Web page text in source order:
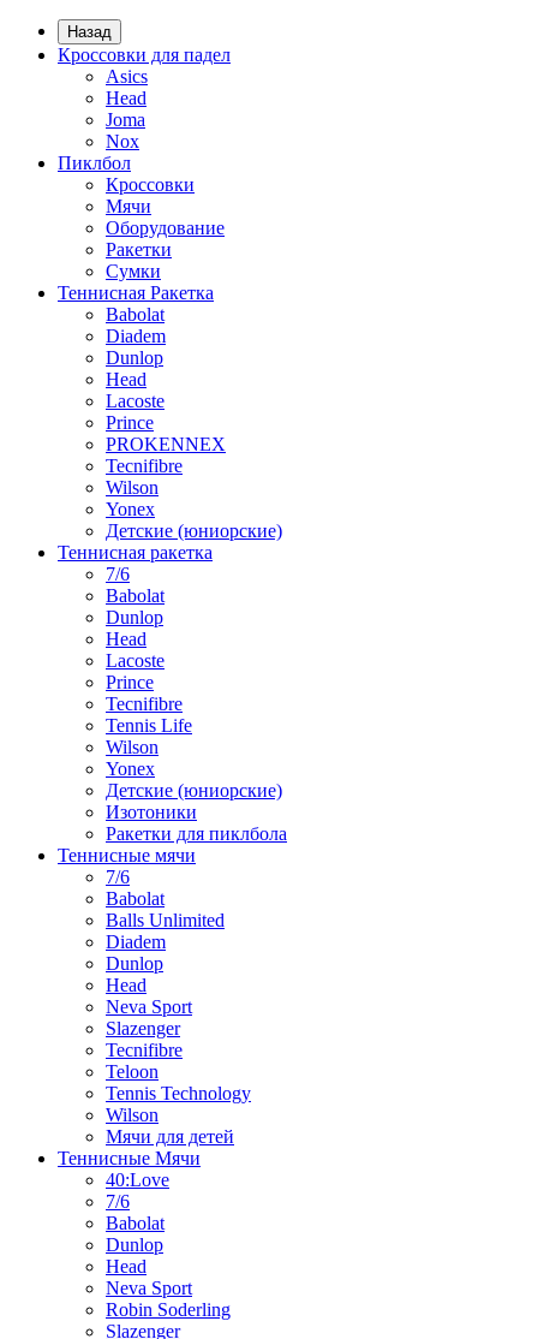
Назад
Кроссовки для падел
Asics
Head
Joma
Nox
Пиклбол
Кроссовки
Мячи
Оборудование
Ракетки
Сумки
Теннисная Ракетка
Babolat
Diadem
Dunlop
Head
Lacoste
Prince
PROKENNEX
Tecnifibre
Wilson
Yonex
Детские (юниорские)
Теннисная ракетка
7/6
Babolat
Dunlop
Head
Lacoste
Prince
Tecnifibre
Tennis Life
Wilson
Yonex
Детские (юниорские)
Изотоники
Ракетки для пиклбола
Теннисные мячи
7/6
Babolat
Balls Unlimited
Diadem
Dunlop
Head
Neva Sport
Slazenger
Tecnifibre
Teloon
Tennis Technology
Wilson
Мячи для детей
Теннисные Мячи
40:Love
7/6
Babolat
Dunlop
Head
Neva Sport
Robin Soderling
Slazenger